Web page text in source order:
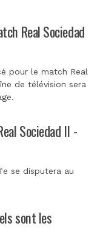
Real Sociedad
pour le match Real
de télévision sera
Sociedad II -
se disputera au
sont les